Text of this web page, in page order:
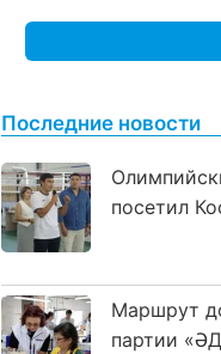
Последние новости
посетил
Маршрут
партии